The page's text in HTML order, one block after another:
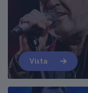
Vista